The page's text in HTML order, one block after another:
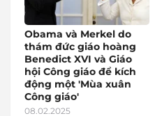
Obama và Merkel do
thám đức giáo hoàng
Benedict XVI và Giáo
hội Công giáo để kích
động một 'Mùa xuân
Công giáo'
08.02.2025